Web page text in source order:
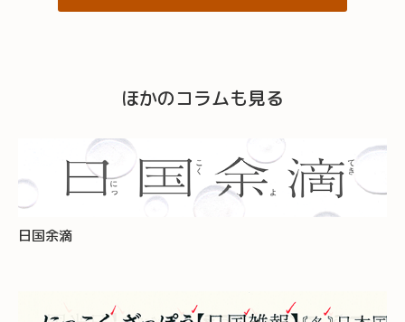
ほかのコラムも見る
日国余滴